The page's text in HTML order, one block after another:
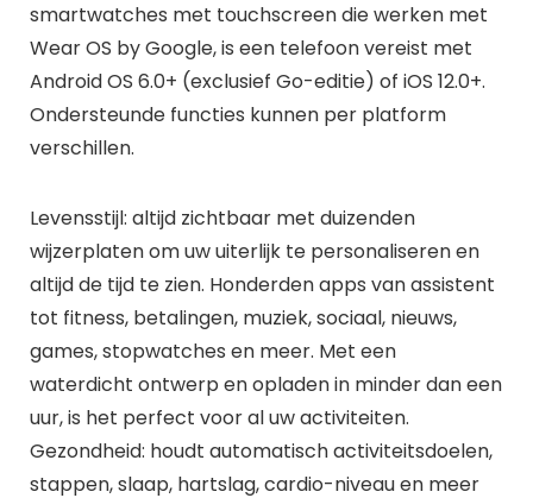
smartwatches met touchscreen die werken met
Wear OS by Google, is een telefoon vereist met
Android OS 6.0+ (exclusief Go-editie) of iOS 12.0+.
Ondersteunde functies kunnen per platform
verschillen.
Levensstijl: altijd zichtbaar met duizenden
wijzerplaten om uw uiterlijk te personaliseren en
altijd de tijd te zien. Honderden apps van assistent
tot fitness, betalingen, muziek, sociaal, nieuws,
games, stopwatches en meer. Met een
waterdicht ontwerp en opladen in minder dan een
uur, is het perfect voor al uw activiteiten.
Gezondheid: houdt automatisch activiteitsdoelen,
stappen, slaap, hartslag, cardio-niveau en meer